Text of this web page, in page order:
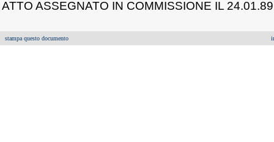
ATTO ASSEGNATO IN COMMISSIONE IL 24.01.89
stampa questo documento